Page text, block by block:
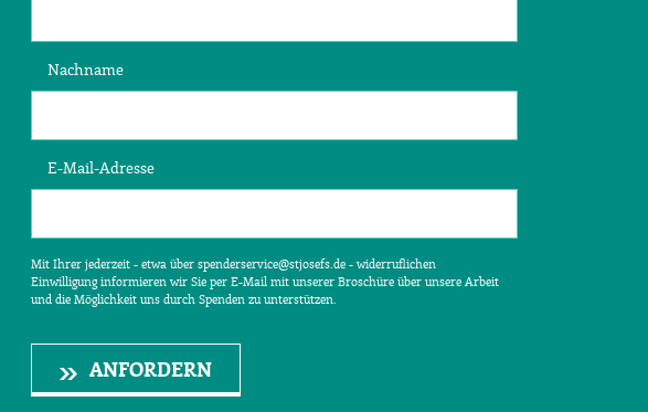
Nachname
E-Mail-Adresse
Mit Ihrer jederzeit - etwa über spenderservice@stjosefs.de - widerruflichen
Einwilligung informieren wir Sie per E-Mail mit unserer Broschüre über unsere Arbeit
und die Möglichkeit uns durch Spenden zu unterstützen.
ANFORDERN